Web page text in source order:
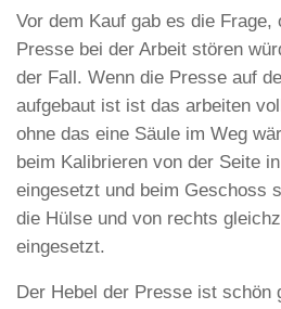
Vor dem Kauf gab es die Frage,
Presse bei der Arbeit stören
der Fall. Wenn die Presse auf
aufgebaut ist ist das arbeiten
ohne das eine Säule im Weg
beim Kalibrieren von der Seite
eingesetzt und beim Geschoss
die Hülse und von rechts
eingesetzt.
Der Hebel der Presse ist schön